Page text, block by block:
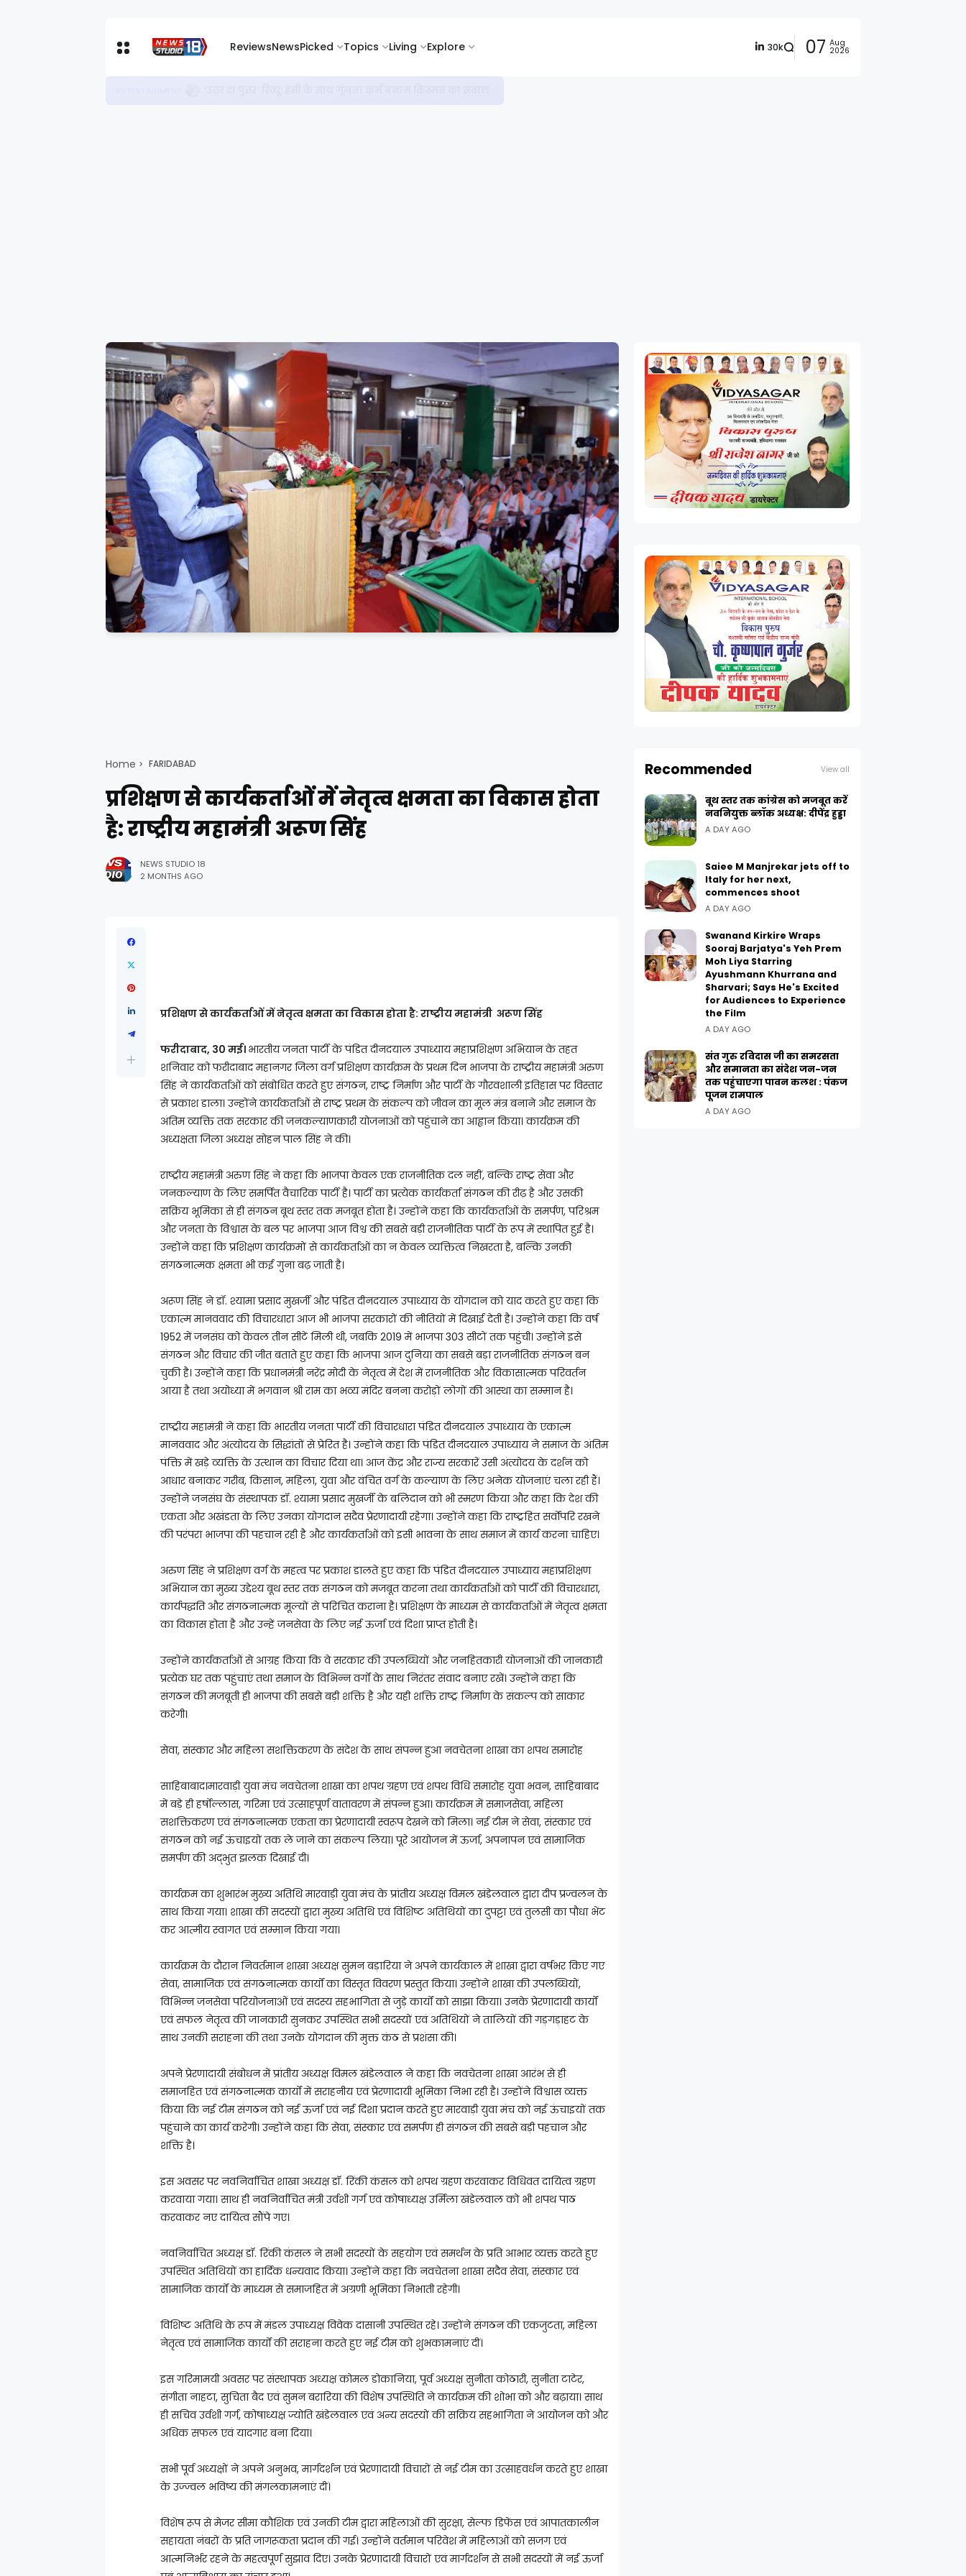
ReviewsNewsPicked Topics Living Explore 30k 07 Aug
2026
Home FARIDABAD
प्रशिक्षण से कार्यकर्ताओं में नेतृत्व क्षमता का विकास होता
है: राष्ट्रीय महामंत्री अरूण सिंह
NEWS STUDIO 18
2 MONTHS AGO
प्रशिक्षण से कार्यकर्ताओं में नेतृत्व क्षमता का विकास होता है: राष्ट्रीय महामंत्री अरूण सिंह
फरीदाबाद, 30 मई। भारतीय जनता पार्टी के पंडित दीनदयाल उपाध्याय महाप्रशिक्षण अभियान के तहत
शनिवार को फरीदाबाद महानगर जिला वर्ग प्रशिक्षण कार्यक्रम के प्रथम दिन भाजपा के राष्ट्रीय महामंत्री अरुण
सिंह ने कार्यकर्ताओं को संबोधित करते हुए संगठन, राष्ट्र निर्माण और पार्टी के गौरवशाली इतिहास पर विस्तार
से प्रकाश डाला। उन्होंने कार्यकर्ताओं से राष्ट्र प्रथम के संकल्प को जीवन का मूल मंत्र बनाने और समाज के
अंतिम व्यक्ति तक सरकार की जनकल्याणकारी योजनाओं को पहुंचाने का आह्वान किया। कार्यक्रम की
अध्यक्षता जिला अध्यक्ष सोहन पाल सिंह ने की।
राष्ट्रीय महामंत्री अरुण सिंह ने कहा कि भाजपा केवल एक राजनीतिक दल नहीं, बल्कि राष्ट्र सेवा और
जनकल्याण के लिए समर्पित वैचारिक पार्टी है। पार्टी का प्रत्येक कार्यकर्ता संगठन की रीढ़ है और उसकी
सक्रिय भूमिका से ही संगठन बूथ स्तर तक मजबूत होता है। उन्होंने कहा कि कार्यकर्ताओं के समर्पण, परिश्रम
और जनता के विश्वास के बल पर भाजपा आज विश्व की सबसे बड़ी राजनीतिक पार्टी के रूप में स्थापित हुई है।
उन्होंने कहा कि प्रशिक्षण कार्यक्रमों से कार्यकर्ताओं का न केवल व्यक्तित्व निखरता है, बल्कि उनकी
संगठनात्मक क्षमता भी कई गुना बढ़ जाती है।
अरूण सिंह ने डॉ. श्यामा प्रसाद मुखर्जी और पंडित दीनदयाल उपाध्याय के योगदान को याद करते हुए कहा कि
एकात्म मानववाद की विचारधारा आज भी भाजपा सरकारों की नीतियों में दिखाई देती है। उन्होंने कहा कि वर्ष
1952 में जनसंघ को केवल तीन सीटें मिली थी, जबकि 2019 में भाजपा 303 सीटों तक पहुंची। उन्होंने इसे
संगठन और विचार की जीत बताते हुए कहा कि भाजपा आज दुनिया का सबसे बड़ा राजनीतिक संगठन बन
चुकी है। उन्होंने कहा कि प्रधानमंत्री नरेंद्र मोदी के नेतृत्व में देश में राजनीतिक और विकासात्मक परिवर्तन
आया है तथा अयोध्या में भगवान श्री राम का भव्य मंदिर बनना करोड़ों लोगों की आस्था का सम्मान है।
राष्ट्रीय महामंत्री ने कहा कि भारतीय जनता पार्टी की विचारधारा पंडित दीनदयाल उपाध्याय के एकात्म
मानववाद और अंत्योदय के सिद्धांतों से प्रेरित है। उन्होंने कहा कि पंडित दीनदयाल उपाध्याय ने समाज के अंतिम
पंक्ति में खड़े व्यक्ति के उत्थान का विचार दिया था। आज केंद्र और राज्य सरकारें उसी अंत्योदय के दर्शन को
आधार बनाकर गरीब, किसान, महिला, युवा और वंचित वर्ग के कल्याण के लिए अनेक योजनाएं चला रही हैं।
उन्होंने जनसंघ के संस्थापक डॉ. श्यामा प्रसाद मुखर्जी के बलिदान को भी स्मरण किया और कहा कि देश की
एकता और अखंडता के लिए उनका योगदान सदैव प्रेरणादायी रहेगा। उन्होंने कहा कि राष्ट्रहित सर्वाेपरि रखने
की परंपरा भाजपा की पहचान रही है और कार्यकर्ताओं को इसी भावना के साथ समाज में कार्य करना चाहिए।
अरुण सिंह ने प्रशिक्षण वर्ग के महत्व पर प्रकाश डालते हुए कहा कि पंडित दीनदयाल उपाध्याय महाप्रशिक्षण
अभियान का मुख्य उद्देश्य बूथ स्तर तक संगठन को मजबूत करना तथा कार्यकर्ताओं को पार्टी की विचारधारा,
कार्यपद्धति और संगठनात्मक मूल्यों से परिचित कराना है। प्रशिक्षण के माध्यम से कार्यकर्ताओं में नेतृत्व क्षमता
का विकास होता है और उन्हें जनसेवा के लिए नई ऊर्जा एवं दिशा प्राप्त होती है।
उन्होंने कार्यकर्ताओं से आग्रह किया कि वे सरकार की उपलब्धियों और जनहितकारी योजनाओं की जानकारी
प्रत्येक घर तक पहुंचाएं तथा समाज के विभिन्न वर्गों के साथ निरंतर संवाद बनाए रखें। उन्होंने कहा कि
संगठन की मजबूती ही भाजपा की सबसे बड़ी शक्ति है और यही शक्ति राष्ट्र निर्माण के संकल्प को साकार
करेगी।
सेवा, संस्कार और महिला सशक्तिकरण के संदेश के साथ संपन्न हुआ नवचेतना शाखा का शपथ समारोह
साहिबाबाद।मारवाड़ी युवा मंच नवचेतना शाखा का शपथ ग्रहण एवं शपथ विधि समारोह युवा भवन, साहिबाबाद
में बड़े ही हर्षोल्लास, गरिमा एवं उत्साहपूर्ण वातावरण में संपन्न हुआ। कार्यक्रम में समाजसेवा, महिला
सशक्तिकरण एवं संगठनात्मक एकता का प्रेरणादायी स्वरूप देखने को मिला। नई टीम ने सेवा, संस्कार एवं
संगठन को नई ऊंचाइयों तक ले जाने का संकल्प लिया। पूरे आयोजन में ऊर्जा, अपनापन एवं सामाजिक
समर्पण की अद्भुत झलक दिखाई दी।
कार्यक्रम का शुभारंभ मुख्य अतिथि मारवाड़ी युवा मंच के प्रांतीय अध्यक्ष विमल खंडेलवाल द्वारा दीप प्रज्वलन के
साथ किया गया। शाखा की सदस्यों द्वारा मुख्य अतिथि एवं विशिष्ट अतिथियों का दुपट्टा एवं तुलसी का पौधा भेंट
कर आत्मीय स्वागत एवं सम्मान किया गया।
कार्यक्रम के दौरान निवर्तमान शाखा अध्यक्ष सुमन बड़ारिया ने अपने कार्यकाल में शाखा द्वारा वर्षभर किए गए
सेवा, सामाजिक एवं संगठनात्मक कार्यों का विस्तृत विवरण प्रस्तुत किया। उन्होंने शाखा की उपलब्धियों,
विभिन्न जनसेवा परियोजनाओं एवं सदस्य सहभागिता से जुड़े कार्यों को साझा किया। उनके प्रेरणादायी कार्यों
एवं सफल नेतृत्व की जानकारी सुनकर उपस्थित सभी सदस्यों एवं अतिथियों ने तालियों की गड़गड़ाहट के
साथ उनकी सराहना की तथा उनके योगदान की मुक्त कंठ से प्रशंसा की।
अपने प्रेरणादायी संबोधन में प्रांतीय अध्यक्ष विमल खंडेलवाल ने कहा कि नवचेतना शाखा आरंभ से ही
समाजहित एवं संगठनात्मक कार्यों में सराहनीय एवं प्रेरणादायी भूमिका निभा रही है। उन्होंने विश्वास व्यक्त
किया कि नई टीम संगठन को नई ऊर्जा एवं नई दिशा प्रदान करते हुए मारवाड़ी युवा मंच को नई ऊंचाइयों तक
पहुंचाने का कार्य करेगी। उन्होंने कहा कि सेवा, संस्कार एवं समर्पण ही संगठन की सबसे बड़ी पहचान और
शक्ति है।
इस अवसर पर नवनिर्वाचित शाखा अध्यक्ष डॉ. रिंकी कंसल को शपथ ग्रहण करवाकर विधिवत दायित्व ग्रहण
करवाया गया। साथ ही नवनिर्वाचित मंत्री उर्वशी गर्ग एवं कोषाध्यक्ष उर्मिला खंडेलवाल को भी शपथ पाठ
करवाकर नए दायित्व सौंपे गए।
नवनिर्वाचित अध्यक्ष डॉ. रिंकी कंसल ने सभी सदस्यों के सहयोग एवं समर्थन के प्रति आभार व्यक्त करते हुए
उपस्थित अतिथियों का हार्दिक धन्यवाद किया। उन्होंने कहा कि नवचेतना शाखा सदैव सेवा, संस्कार एवं
सामाजिक कार्यों के माध्यम से समाजहित में अग्रणी भूमिका निभाती रहेगी।
विशिष्ट अतिथि के रूप में मंडल उपाध्यक्ष विवेक दासानी उपस्थित रहे। उन्होंने संगठन की एकजुटता, महिला
नेतृत्व एवं सामाजिक कार्यों की सराहना करते हुए नई टीम को शुभकामनाएं दीं।
इस गरिमामयी अवसर पर संस्थापक अध्यक्ष कोमल डोकानिया, पूर्व अध्यक्ष सुनीता कोठारी, सुनीता टाटेर,
संगीता नाहटा, सुचिता बैद एवं सुमन बरारिया की विशेष उपस्थिति ने कार्यक्रम की शोभा को और बढ़ाया। साथ
ही सचिव उर्वशी गर्ग, कोषाध्यक्ष ज्योति खंडेलवाल एवं अन्य सदस्यों की सक्रिय सहभागिता ने आयोजन को और
अधिक सफल एवं यादगार बना दिया।
सभी पूर्व अध्यक्षों ने अपने अनुभव, मार्गदर्शन एवं प्रेरणादायी विचारों से नई टीम का उत्साहवर्धन करते हुए शाखा
के उज्ज्वल भविष्य की मंगलकामनाएं दीं।
विशेष रूप से मेजर सीमा कौशिक एवं उनकी टीम द्वारा महिलाओं की सुरक्षा, सेल्फ डिफेंस एवं आपातकालीन
सहायता नंबरों के प्रति जागरूकता प्रदान की गई। उन्होंने वर्तमान परिवेश में महिलाओं को सजग एवं
आत्मनिर्भर रहने के महत्वपूर्ण सुझाव दिए। उनके प्रेरणादायी विचारों एवं मार्गदर्शन से सभी सदस्यों में नई ऊर्जा
Recommended View all
बूथ स्तर तक कांग्रेस को मजबूत करें
नवनियुक्त ब्लॉक अध्यक्ष: दीपेंद्र हुड्डा
A DAY AGO
Saiee M Manjrekar jets off to
Italy for her next,
commences shoot
A DAY AGO
Swanand Kirkire Wraps
Sooraj Barjatya's Yeh Prem
Moh Liya Starring
Ayushmann Khurrana and
Sharvari; Says He's Excited
for Audiences to Experience
the Film
A DAY AGO
संत गुरु रविदास जी का समरसता
और समानता का संदेश जन-जन
तक पहुंचाएगा पावन कलश : पंकज
पूजन रामपाल
A DAY AGO